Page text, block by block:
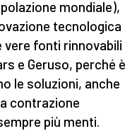
mondiale),
tecnologica
vere fonti rinnovabili
e Geruso, perché è
le soluzioni, anche
contrazione
più menti.